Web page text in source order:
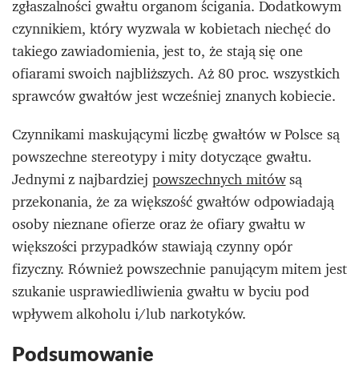
zgłaszalności gwałtu organom ścigania. Dodatkowym
czynnikiem, który wyzwala w kobietach niechęć do
takiego zawiadomienia, jest to, że stają się one
ofiarami swoich najbliższych. Aż 80 proc. wszystkich
sprawców gwałtów jest wcześniej znanych kobiecie.
Czynnikami maskującymi liczbę gwałtów w Polsce są
powszechne stereotypy i mity dotyczące gwałtu.
Jednymi z najbardziejpowszechnych mitówsą
przekonania, że za większość gwałtów odpowiadają
osoby nieznane ofierze oraz że ofiary gwałtu w
większości przypadków stawiają czynny opór
fizyczny. Również powszechnie panującym mitem jest
szukanie usprawiedliwienia gwałtu w byciu pod
wpływem alkoholu i/lub narkotyków.
Podsumowanie